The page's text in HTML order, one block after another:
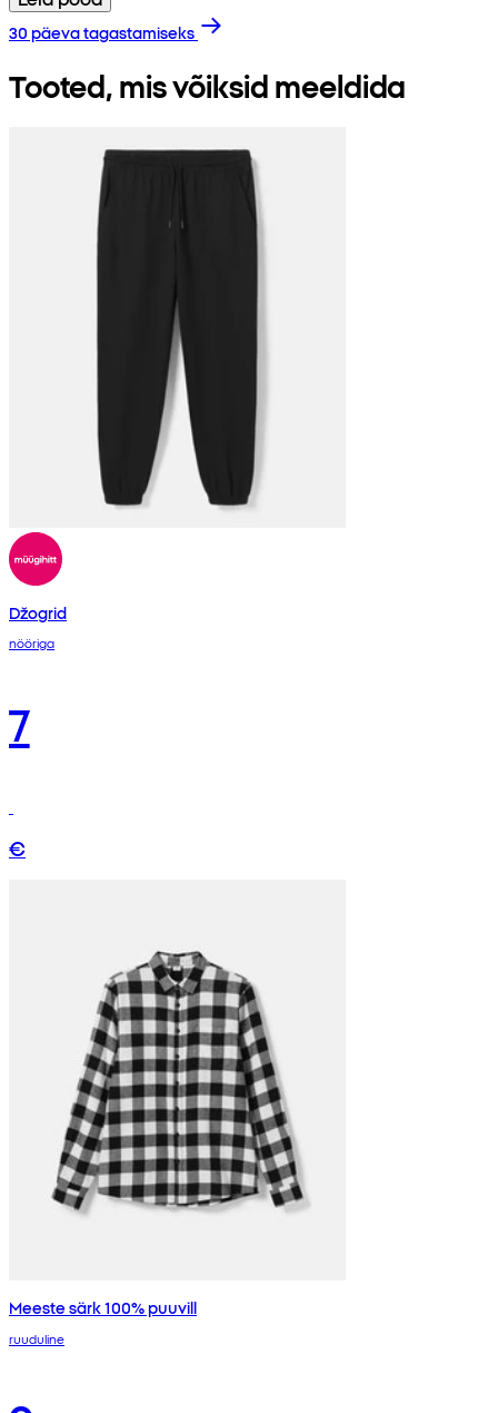
30 päeva tagastamiseks
Tooted, mis võiksid meeldida
Džogrid
nööriga
7
€
Meeste särk 100% puuvill
ruuduline